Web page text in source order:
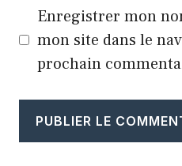
Enregistrer mon
mon site dans le
prochain